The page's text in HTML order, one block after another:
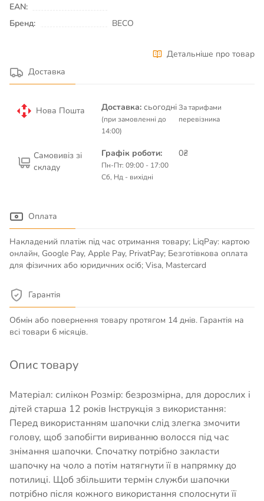
EAN:
Бренд:
BECO
Детальніше про товар
Доставка
Нова Пошта Доставка: сьогодні
(при замовленні до
14:00)
За тарифами
перевізника
Самовивіз зі
складу
Графік роботи:
Пн-Пт: 09:00 - 17:00
Сб, Нд - вихідні
0₴
Оплата
Накладений платіж під час отримання товару; LiqPay: картою
онлайн, Google Pay, Apple Pay, PrivatPay; Безготівкова оплата
для фізичних або юридичних осіб; Visa, Mastercard
Гарантія
Обмін або повернення товару протягом 14 днів. Гарантія на
всі товари 6 місяців.
Опис товару
Матеріал: силікон Розмір: безрозмірна, для дорослих і
дітей старша 12 років Інструкція з використання:
Перед використанням шапочки слід злегка змочити
голову, щоб запобігти вириванню волосся під час
знімання шапочки. Спочатку потрібно закласти
шапочку на чоло а потім натягнути її в напрямку до
потилиці. Щоб збільшити термін служби шапочки
потрібно після кожного використання сполоснути її